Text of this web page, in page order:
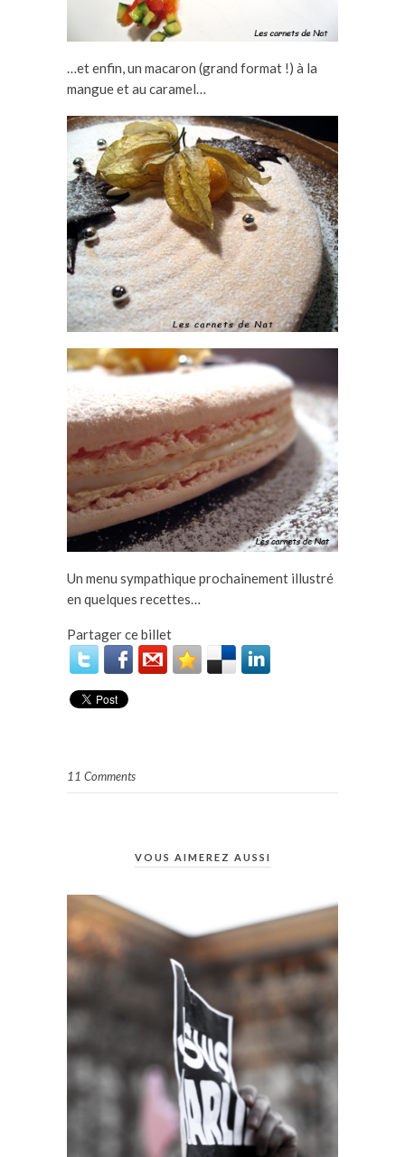
…et enfin, un macaron (grand format !) à la
mangue et au caramel…
Un menu sympathique prochainement illustré
en quelques recettes…
Partager ce billet
11 Comments
VOUS AIMEREZ AUSSI